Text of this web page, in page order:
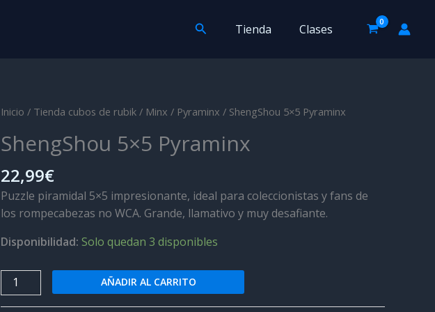
Buscar Tienda Clases
Inicio / Tienda cubos de rubik / Minx / Pyraminx / ShengShou 5×5 Pyraminx
ShengShou 5×5 Pyraminx
22,99€
Puzzle piramidal 5×5 impresionante, ideal para coleccionistas y fans de
los rompecabezas no WCA. Grande, llamativo y muy desafiante.
Disponibilidad: Solo quedan 3 disponibles
ShengShou
5x5
AÑADIR AL CARRITO
cantidad